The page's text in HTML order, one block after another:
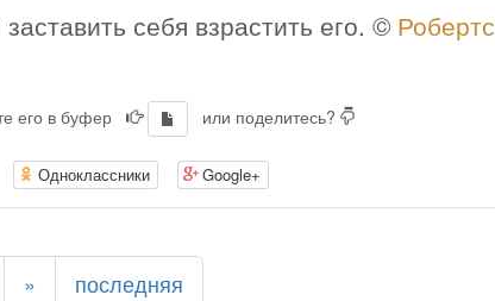
себя взрастить его. © Робертс
его в буфер или поделитесь?
Одноклассники Google+
» последняя